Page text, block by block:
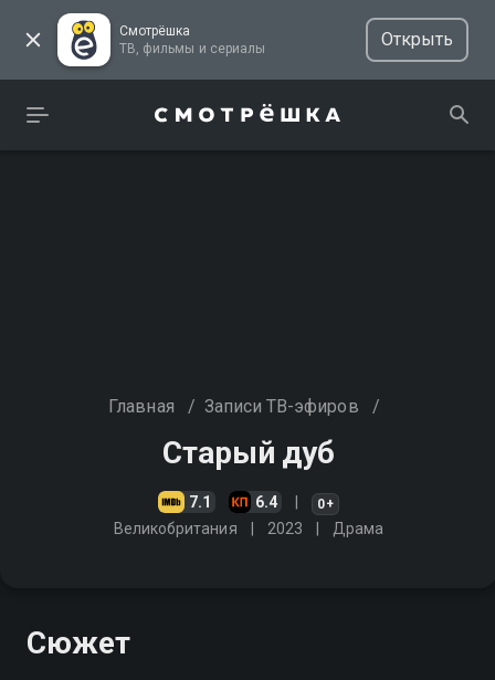
Смотрёшка
ТВ, фильмы и сериалы
Открыть
Главная / Записи ТВ-эфиров /
Старый дуб
7.1 6.4 0+
Великобритания 2023 Драма
Сюжет